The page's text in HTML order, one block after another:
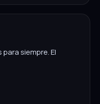
siempre. El